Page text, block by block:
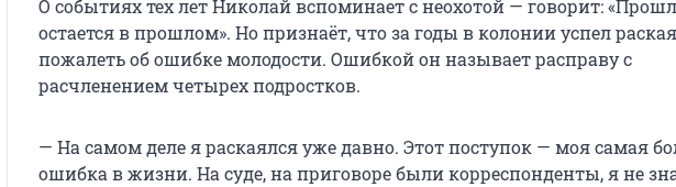
О событиях тех лет Николай вспоминает с неохотой — говорит:
остается в прошлом». Но признаёт, что за годы в колонии успел
пожалеть об ошибке молодости. Ошибкой он называет расправу с
расчленением четырех подростков.
— На самом деле я раскаялся уже давно. Этот поступок — моя самая
ошибка в жизни. На суде, на приговоре были корреспонденты, я не